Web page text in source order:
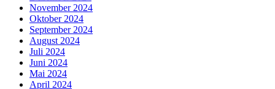
November 2024
Oktober 2024
September 2024
August 2024
Juli 2024
Juni 2024
Mai 2024
April 2024